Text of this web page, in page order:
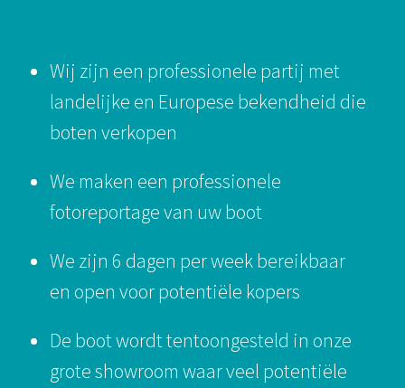
Wij zijn een professionele partij met
landelijke en Europese bekendheid die
boten verkopen
We maken een professionele
fotoreportage van uw boot
We zijn 6 dagen per week bereikbaar
en open voor potentiële kopers
De boot wordt tentoongesteld in onze
grote showroom waar veel potentiële